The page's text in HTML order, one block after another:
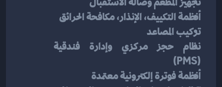
أنظمة التكييف، الإنذار، مكافحة الحرائق
تركيب المصاعد
نظام حجز مركزي وإدارة فندقية
(PMS)
أنظمة فوترة إلكترونية معتمدة